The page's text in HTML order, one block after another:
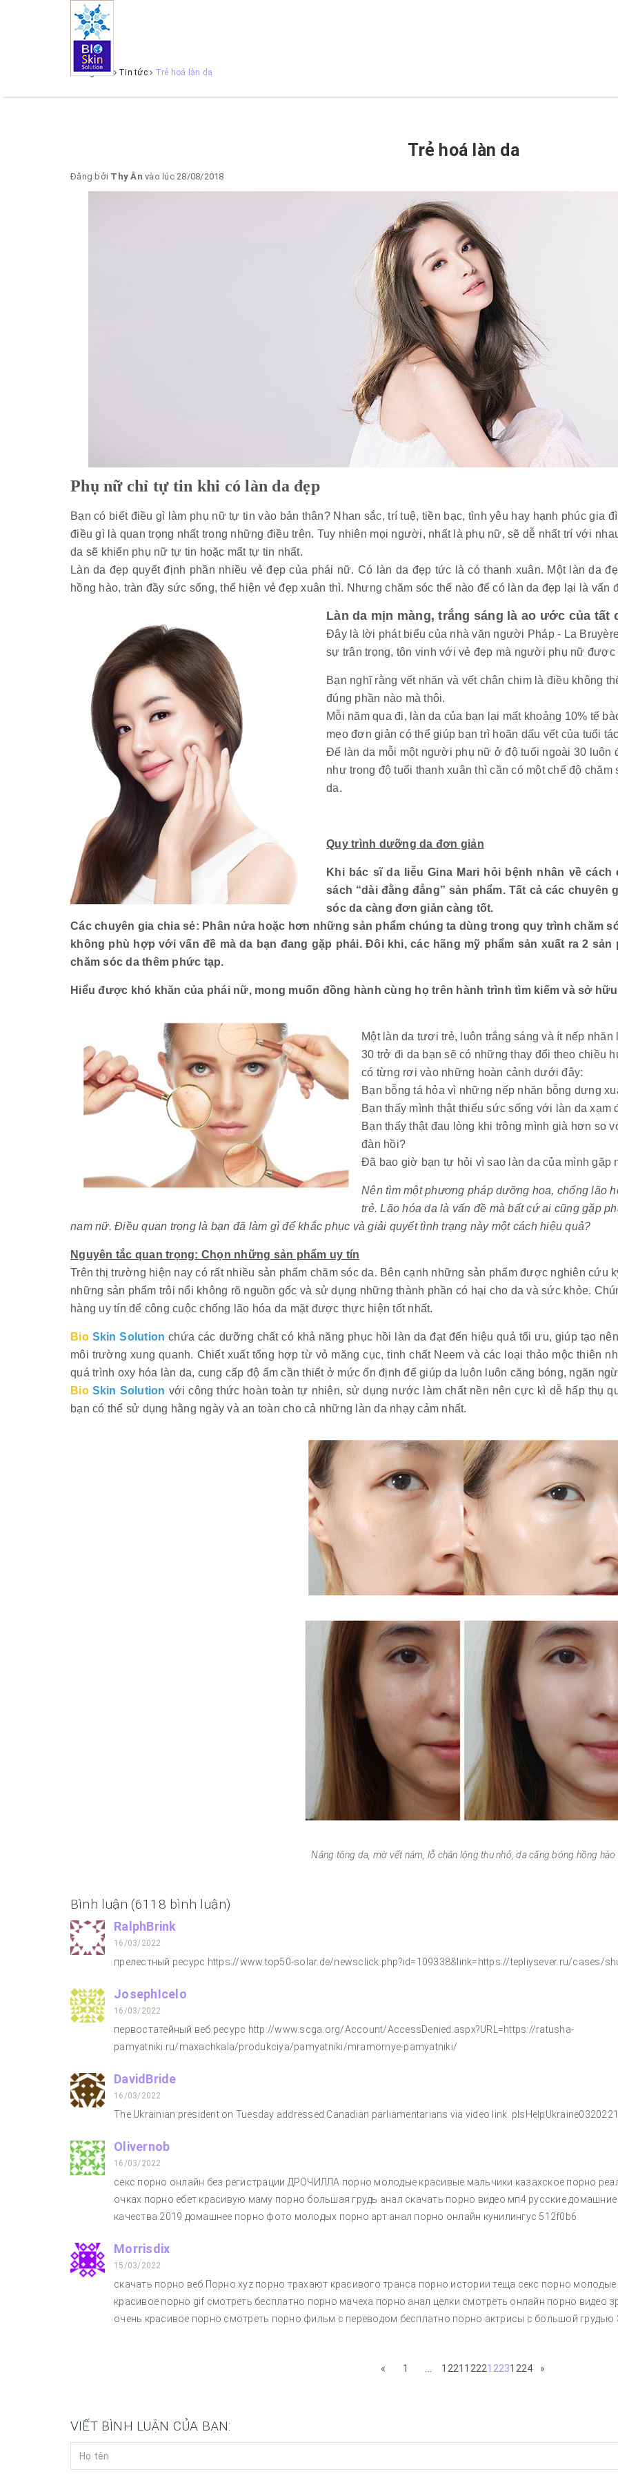
Trang chủ Tin tức Trẻ hoá làn da
Trẻ hoá làn da
Đăng bởi Thy Ân vào lúc 28/08/2018
Phụ nữ chỉ tự tin khi có làn da đẹp
Bạn có biết điều gì làm phụ nữ tự tin vào bản thân? Nhan sắc, trí tuệ, tiền bạc, tình yêu hay hạnh phúc gia
điều gì là quan trọng nhất trong những điều trên. Tuy nhiên mọi người, nhất là phụ nữ, sẽ dễ nhất trí với
da sẽ khiến phụ nữ tự tin hoặc mất tự tin nhất.
Làn da đẹp quyết định phần nhiều vẻ đẹp của phái nữ. Có làn da đẹp tức là có thanh xuân. Một làn da
hồng hào, tràn đầy sức sống, thể hiện vẻ đẹp xuân thì. Nhưng chăm sóc thế nào để có làn da đẹp lại là vấn
Làn da mịn màng, trắng sáng là ao ước của tất
Đây là lời phát biểu của nhà văn người Pháp - La
sự trân trọng, tôn vinh với vẻ đẹp mà người phụ nữ được
Bạn nghĩ rằng vết nhăn và vết chân chim là điều không
đúng phần nào mà thôi.
Mỗi năm qua đi, làn da của bạn lại mất khoảng 10% tế
mẹo đơn giản có thể giúp bạn trì hoãn dấu vết của tuổi
Để làn da mỗi một người phụ nữ ở độ tuổi ngoài 30
như trong độ tuổi thanh xuân thì cần có một chế độ
da.
Quy trình dưỡng da đơn giản
Khi bác sĩ da liễu Gina Mari hỏi bệnh nhân về
sách “dài đằng đẳng” sản phẩm. Tất cả các
sóc da càng đơn giản càng tốt.
Các chuyên gia chia sẻ: Phân nửa hoặc hơn những sản phẩm chúng ta dùng trong quy trình chăm
không phù hợp với vấn đề mà da bạn đang gặp phải. Đôi khi, các hãng mỹ phẩm sản xuất ra 2
chăm sóc da thêm phức tạp.
Hiểu được khó khăn của phái nữ, mong muốn đồng hành cùng họ trên hành trình tìm kiếm và sở
Một làn da tươi trẻ, luôn trắng sáng và ít nếp
30 trở đi da bạn sẽ có những thay đổi theo chiều
có từng rơi vào những hoàn cảnh dưới đây:
Bạn bỗng tá hỏa vì những nếp nhăn bỗng dưng
Bạn thấy mình thật thiếu sức sống với làn da xạm
Bạn thấy thật đau lòng khi trông mình già hơn so
đàn hồi?
Đã bao giờ bạn tự hỏi vì sao làn da của mình gặp
Nên tìm một phương pháp dưỡng hoa, chống lão
trẻ. Lão hóa da là vấn đề mà bất cứ ai cũng gặp
nam nữ. Điều quan trọng là bạn đã làm gì để khắc phục và giải quyết tình trạng này một cách hiệu quả?
Nguyên tắc quan trọng: Chọn những sản phẩm uy tín
Trên thị trường hiện nay có rất nhiều sản phẩm chăm sóc da. Bên cạnh những sản phẩm được nghiên cứu
những sản phẩm trôi nổi không rõ nguồn gốc và sử dụng những thành phần có hại cho da và sức khỏe.
hàng uy tín để công cuộc chống lão hóa da mặt được thực hiện tốt nhất.
Bio Skin Solution chứa các dưỡng chất có khả năng phục hồi làn da đạt đến hiệu quả tối ưu, giúp tạo
môi trường xung quanh. Chiết xuất tổng hợp từ vỏ măng cục, tinh chất Neem và các loại thảo mộc thiên
quá trình oxy hóa làn da, cung cấp độ ẩm cần thiết ở mức ổn định để giúp da luôn luôn căng bóng, ngăn
Bio Skin Solution với công thức hoàn toàn tự nhiên, sử dụng nước làm chất nền nên cực kì dễ hấp thụ
bạn có thể sử dụng hằng ngày và an toàn cho cả những làn da nhạy cảm nhất.
Nâng tông da, mờ vết nám, lỗ chân lông thu nhỏ, da căng bóng hồng hào
Bình luận (6118 bình luận)
RalphBrink
16/03/2022
прелестный ресурс https://www.top50-solar.de/newsclick.php?id=109338&link=https://tepliysever.ru/cases/
JosephIcelo
16/03/2022
первостатейный веб ресурс http://www.scga.org/Account/AccessDenied.aspx?URL=https://ratusha-
pamyatniki.ru/maxachkala/produkciya/pamyatniki/mramornye-pamyatniki/
DavidBride
16/03/2022
The Ukrainian president on Tuesday addressed Canadian parliamentarians via video link.
Olivernob
16/03/2022
секс порно онлайн без регистрации ДРОЧИЛЛА порно молодые красивые мальчики казахское порно
очках порно ебет красивую маму порно большая грудь анал скачать порно видео мп4 русские
качества 2019 домашнее порно фото молодых порно арт анал порно онлайн кунилингус 512f0b6
Morrisdix
15/03/2022
скачать порно веб Порно.xyz порно трахают красивого транса порно истории теща секс порно
красивое порно gif смотреть бесплатно порно мачеха порно анал целки смотреть онлайн порно видео
очень красивое порно смотреть порно фильм с переводом бесплатно порно актрисы с большой грудью
« 1 1221 122212231224 »
VIẾT BÌNH LUẬN CỦA BẠN: